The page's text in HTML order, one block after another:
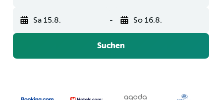
Sa 15.8. - So 16.8.
Suchen